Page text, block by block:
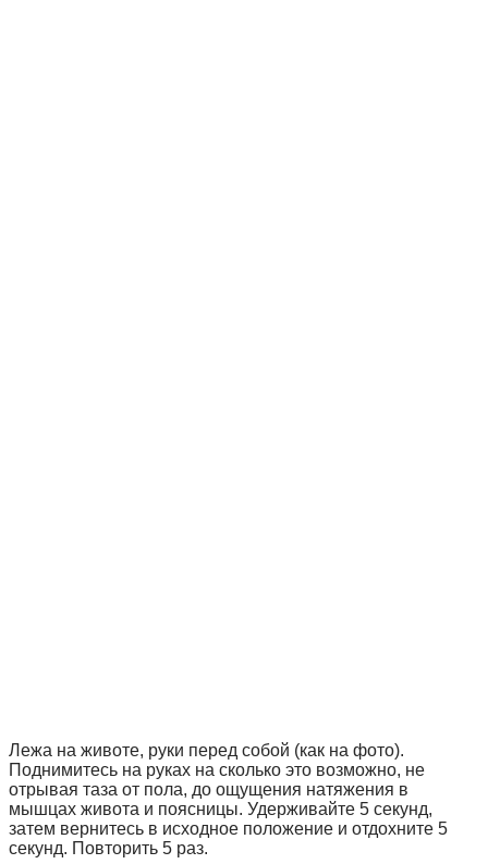
Лежа на животе, руки перед собой (как на фото).
Поднимитесь на руках на сколько это возможно, не
отрывая таза от пола, до ощущения натяжения в
мышцах живота и поясницы. Удерживайте 5 секунд,
затем вернитесь в исходное положение и отдохните 5
секунд. Повторить 5 раз.